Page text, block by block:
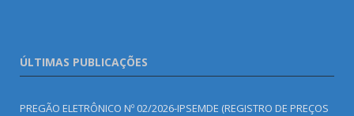
ÚLTIMAS PUBLICAÇÕES
PREGÃO ELETRÔNICO Nº 02/2026-IPSEMDE (REGISTRO DE PREÇOS